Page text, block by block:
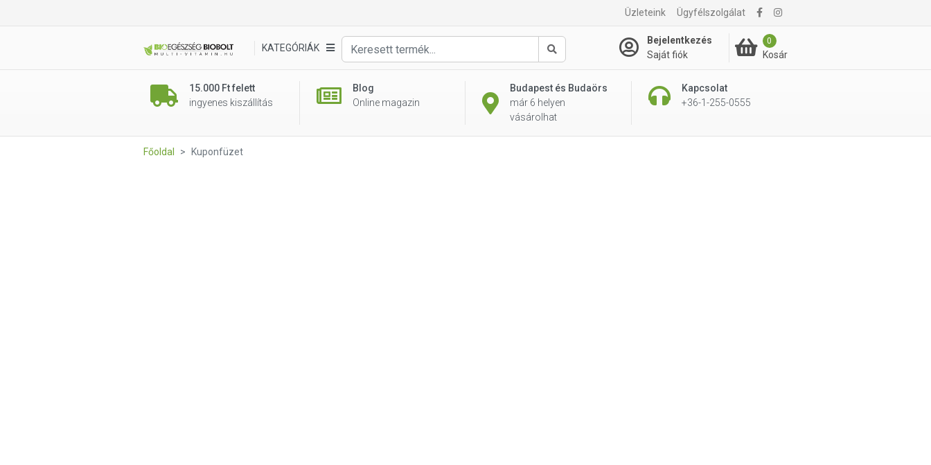
Üzleteink Ügyfélszolgálat
KATEGÓRIÁK
Keresés
Bejelentkezés
Saját fiók
0
Kosár
15.000 Ft felett
ingyenes kiszállítás
Blog
Online magazin
Budapest és Budaörs
már 6 helyen
vásárolhat
Kapcsolat
+36-1-255-0555
Főoldal Kuponfüzet